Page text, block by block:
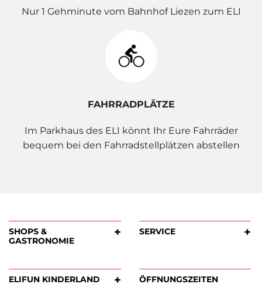
Nur 1 Gehminute vom Bahnhof Liezen zum ELI
FAHRRADPLÄTZE
Im Parkhaus des ELI könnt Ihr Eure Fahrräder
bequem bei den Fahrradstellplätzen abstellen